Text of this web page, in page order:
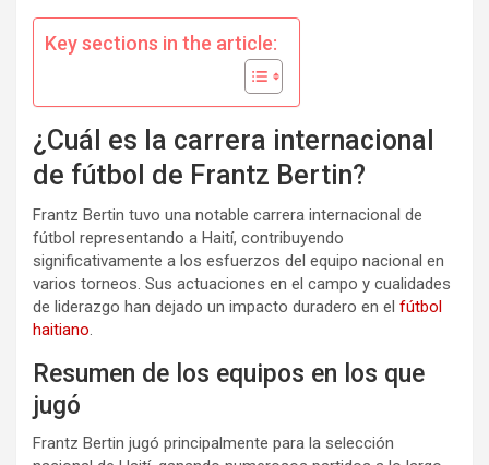
Key sections in the article:
¿Cuál es la carrera internacional
de fútbol de Frantz Bertin?
Frantz Bertin tuvo una notable carrera internacional de
fútbol representando a Haití, contribuyendo
significativamente a los esfuerzos del equipo nacional en
varios torneos. Sus actuaciones en el campo y cualidades
de liderazgo han dejado un impacto duradero en el fútbol
haitiano.
Resumen de los equipos en los que
jugó
Frantz Bertin jugó principalmente para la selección